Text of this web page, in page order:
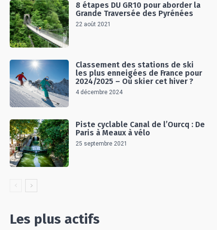
8 étapes DU GR10 pour aborder la
Grande Traversée des Pyrénées
22 août 2021
Classement des stations de ski
les plus enneigées de France pour
2024/2025 – Où skier cet hiver ?
4 décembre 2024
Piste cyclable Canal de l’Ourcq : De
Paris à Meaux à vélo
25 septembre 2021
Les plus actifs